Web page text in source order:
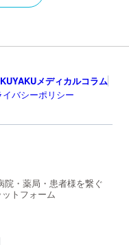
メディカルコラム
イバシーポリシー
院・薬局・患者様を繋ぐ
トフォーム